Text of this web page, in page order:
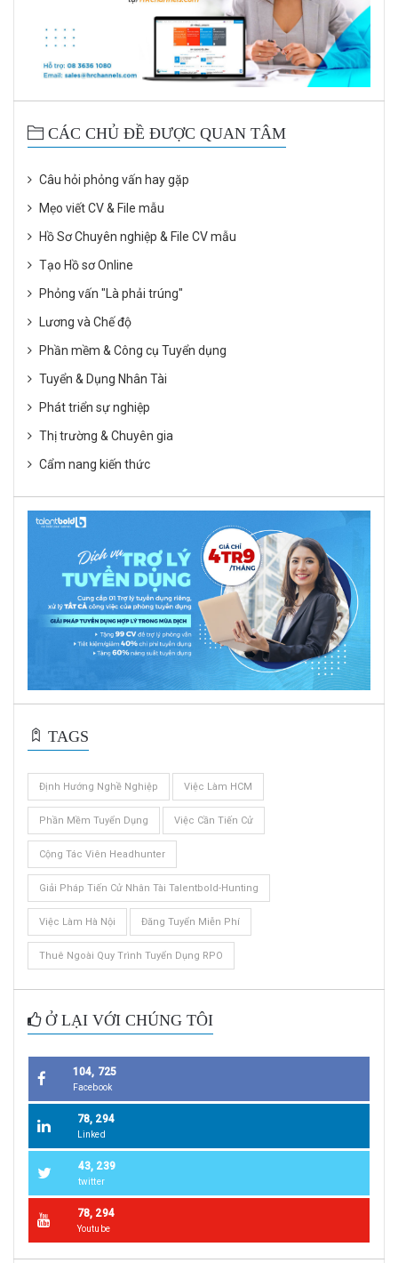
CÁC CHỦ ĐỀ ĐƯỢC QUAN TÂM
Câu hỏi phỏng vấn hay gặp
Mẹo viết CV & File mẫu
Hồ Sơ Chuyên nghiệp & File CV mẫu
Tạo Hồ sơ Online
Phỏng vấn "Là phải trúng"
Lương và Chế độ
Phần mềm & Công cụ Tuyển dụng
Tuyển & Dụng Nhân Tài
Phát triển sự nghiệp
Thị trường & Chuyên gia
Cẩm nang kiến thức
TAGS
Định Hướng Nghề Nghiệp Việc Làm HCM
Phần Mềm Tuyển Dụng Việc Cần Tiến Cử
Cộng Tác Viên Headhunter
Giải Pháp Tiến Cử Nhân Tài Talentbold-Hunting
Việc Làm Hà Nội Đăng Tuyển Miễn Phí
Thuê Ngoài Quy Trình Tuyển Dụng RPO
Ở LẠI VỚI CHÚNG TÔI
104, 725
Facebook
78, 294
Linked
43, 239
twitter
78, 294
Youtube